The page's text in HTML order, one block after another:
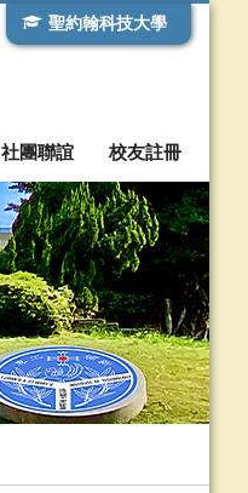
聖約翰科技大學
社團聯誼 校友註冊